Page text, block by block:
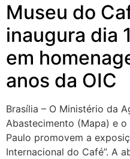
Museu do
inaugura dia
em
anos da OIC
Brasília – O Ministério da
Abastecimento (Mapa) e
Paulo promovem a
Internacional do Café”. A